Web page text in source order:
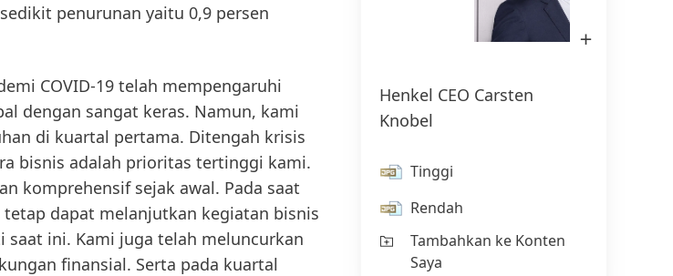
penurunan yaitu 0,9 persen
COVID-19 telah mempengaruhi
dengan sangat keras. Namun, kami
di kuartal pertama. Ditengah krisis
bisnis adalah prioritas tertinggi kami.
komprehensif sejak awal. Pada saat
dapat melanjutkan kegiatan bisnis
ini. Kami juga telah meluncurkan
finansial. Serta pada kuartal
Buka
Gambar
Henkel CEO Carsten
Knobel
Tinggi
Rendah
Tambahkan ke Konten
Saya